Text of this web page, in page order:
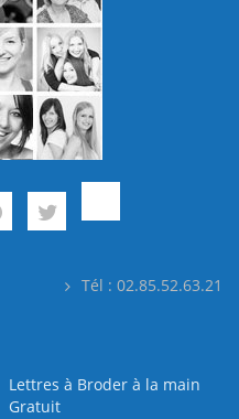
Tél : 02.85.52.63.21
Lettres à Broder à la main
Gratuit